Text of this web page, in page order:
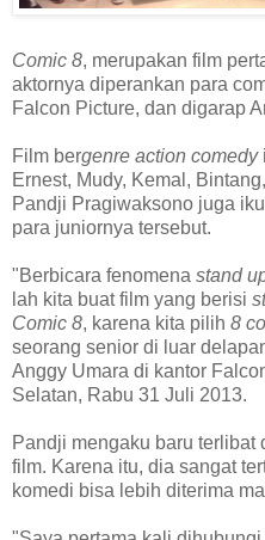
Comic 8, merupakan film
aktornya diperankan para
Falcon Picture, dan digarap
Film bergenre action comedy
Ernest, Mudy, Kemal,
Pandji Pragiwaksono juga
para juniornya tersebut.
"Berbicara fenomena stand
lah kita buat film yang berisi
Comic 8, karena kita pilih 8
seorang senior di luar
Anggy Umara di kantor
Selatan, Rabu 31 Juli 2013.
Pandji mengaku baru terlibat
film. Karena itu, dia sangat
komedi bisa lebih diterima